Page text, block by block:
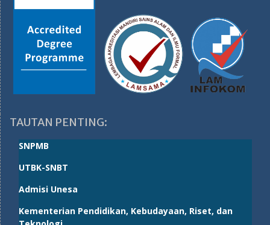
TAUTAN PENTING:
SNPMB
UTBK-SNBT
Admisi Unesa
Kementerian Pendidikan, Kebudayaan, Riset, dan